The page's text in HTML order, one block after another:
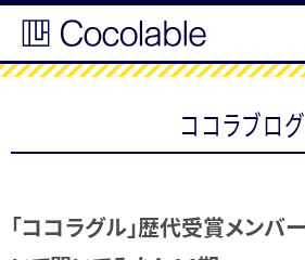
ココラブログ
「ココラグル」歴代受賞メンバ